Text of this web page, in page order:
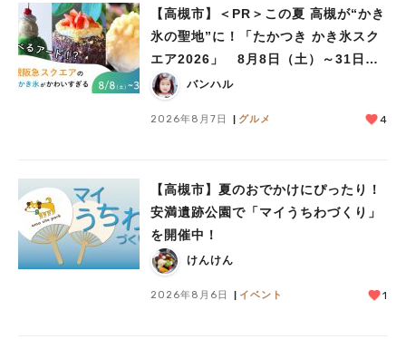
【高槻市】＜PR＞この夏 高槻が“かき
氷の聖地”に！「たかつき かき氷スク
エア2026」 8月8日（土）～31日
（月）バンハル
2026年8月7日 グルメ 4
【高槻市】夏のおでかけにぴったり！
安満遺跡公園で「マイうちわづくり」
を開催中！
けんけん
2026年8月6日 イベント 1